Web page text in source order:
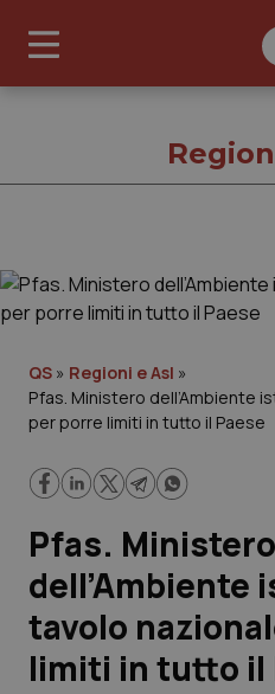
Governo e Parlamento
Regioni e Asl
Lavoro e Professioni
Scienza e Farmaci
Studi e Analisi
QS » Regioni e Asl »
Pfas. Ministero dell’Ambiente
per porre limiti in tutto il Paese
Pfas. Ministero
dell’Ambiente
tavolo
limiti in tutto il